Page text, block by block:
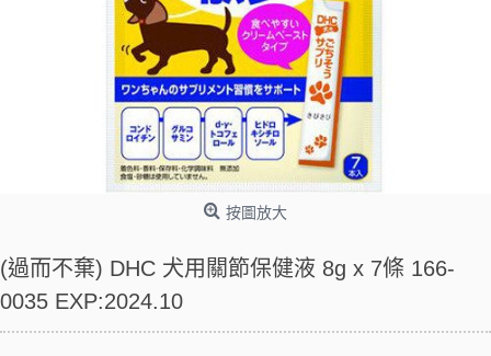
按圖放大
(過而不棄) DHC 犬用關節保健液 8g x 7條 166-
0035 EXP:2024.10